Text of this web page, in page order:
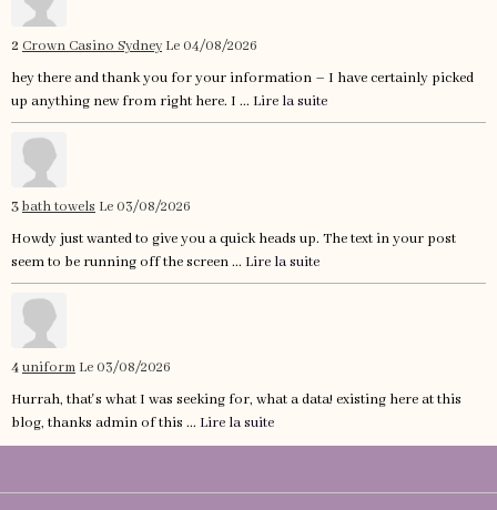
2 Crown Casino Sydney Le 04/08/2026
hey there and thank you for your information – I have certainly picked
up anything new from right here. I ... Lire la suite
3bath towels Le 03/08/2026
Howdy just wanted to give you a quick heads up. The text in your post
seem to be running off the screen ... Lire la suite
4uniform Le 03/08/2026
Hurrah, that's what I was seeking for, what a data! existing here at this
blog, thanks admin of this ... Lire la suite